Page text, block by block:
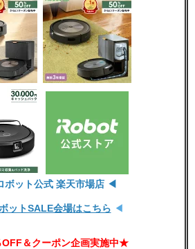
ボット公式 楽天市場店 ◀
ットSALE会場はこちら ◀
＆クーポン企画実施中★